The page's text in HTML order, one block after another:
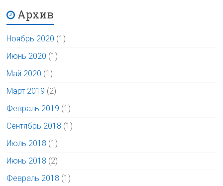
Архив
Ноябрь 2020 (1)
Июнь 2020 (1)
Май 2020 (1)
Март 2019 (2)
Февраль 2019 (1)
Сентябрь 2018 (1)
Июль 2018 (1)
Июнь 2018 (2)
Февраль 2018 (1)